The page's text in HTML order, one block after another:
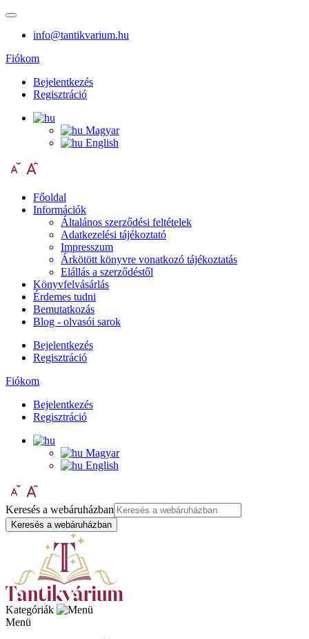
info@tantikvarium.hu
Fiókom
Bejelentkezés
Regisztráció
Magyar
English
Főoldal
Információk
Általános szerződési feltételek
Adatkezelési tájékoztató
Impresszum
Árkötött könyvre vonatkozó tájékoztatás
Elállás a szerződéstől
Könyvfelvásárlás
Érdemes tudni
Bemutatkozás
Blog - olvasói sarok
Bejelentkezés
Regisztráció
Fiókom
Bejelentkezés
Regisztráció
Magyar
English
Keresés a webáruházban
Keresés a webáruházban
Kategóriák
Menü